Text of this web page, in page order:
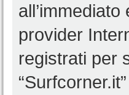
provider
registrati per